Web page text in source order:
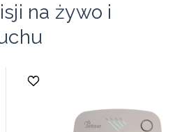
na żywo i